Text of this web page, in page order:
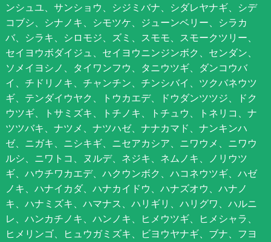
ンシュユ、サンショウ、シジミバナ、シダレヤナギ、シデ
コブシ、シナノキ、シモツケ、ジューンベリー、シラカ
バ、シラキ、シロモジ、ズミ、スモモ、スモークツリー、
セイヨウボダイジュ、セイヨウニンジンボク、センダン、
ソメイヨシノ、タイワンフウ、タニウツギ、ダンコウバ
イ、チドリノキ、チャンチン、チンシバイ、ツクバネウツ
ギ、テンダイウヤク、トウカエデ、ドウダンツツジ、ドク
ウツギ、トサミズキ、トチノキ、トチュウ、トネリコ、ナ
ツツバキ、ナツメ、ナツハゼ、ナナカマド、ナンキンハ
ゼ、ニガキ、ニシキギ、ニセアカシア、ニワウメ、ニワウ
ルシ、ニワトコ、ヌルデ、ネジキ、ネムノキ、ノリウツ
ギ、ハウチワカエデ、ハクウンボク、ハコネウツギ、ハゼ
ノキ、ハナイカダ、ハナカイドウ、ハナズオウ、ハナノ
キ、ハナミズキ、ハマナス、ハリギリ、ハリグワ、ハルニ
レ、ハンカチノキ、ハンノキ、ヒメウツギ、ヒメシャラ、
ヒメリンゴ、ヒュウガミズキ、ビヨウヤナギ、ブナ、フヨ